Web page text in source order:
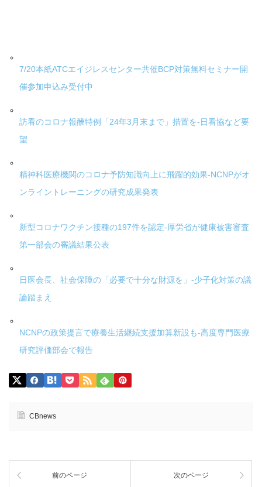
7/20本紙ATCエイジレスセンター共催BCP対策無料セミナー開
催参加申込み受付中
訪看のコロナ報酬特例「24年3月末まで」措置を-日看協など要
望
精神科医療機関のコロナ予防知識向上に飛躍的効果-NCNPがオ
ンライントレーニングの研究成果発表
新型コロナワクチン接種の197件を認定-厚労省が健康被害審査
第一部会の審議結果公表
日医会長、社会保障の「必要で十分な財源を」-少子化対策の議
論踏まえ
NCNPの政策提言で療養生活継続支援加算新設も-高度専門医療
研究評価部会で報告
CBnews
前のページ 次のページ